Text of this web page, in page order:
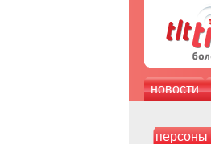
новости
персоны